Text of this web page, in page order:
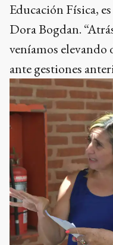
Educación Física,
Dora Bogdan.
veníamos elevando
ante gestiones